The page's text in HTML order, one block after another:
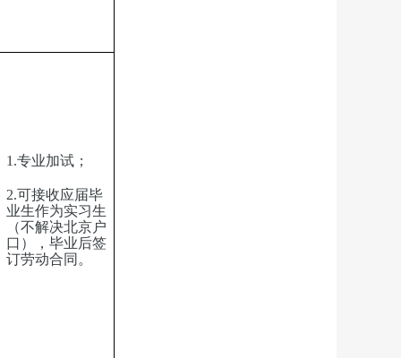
1.专业加试；
2.可接收应届毕
业生作为实习生
（不解决北京户
口），毕业后签
订劳动合同。